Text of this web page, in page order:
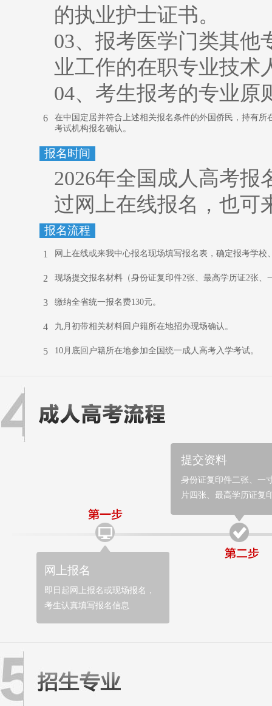
的执业护士证书。
03、报考医学门类其他
业工作的在职专业技术
04、考生报考的专业原
6
在中国定居并符合上述相关报名条件的外国侨民，持有
考试机构报名确认。
报名时间
2026年全国成人高考
过网上在线报名，也可
报名流程
1 网上在线或来我中心报名现场填写报名表，确定报考学校
2 现场提交报名材料（身份证复印件2张、最高学历证2张
3 缴纳全省统一报名费130元。
4 九月初带相关材料回户籍所在地招办现场确认。
5 10月底回户籍所在地参加全国统一成人高考入学考试。
网上报名
即日起网上报名或现场报名，
考生认真填写报名信息
提交资料
身份证复印件二张、一
片四张、最高学历证复